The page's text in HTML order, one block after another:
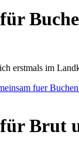
erstmals im
fuer
Brut